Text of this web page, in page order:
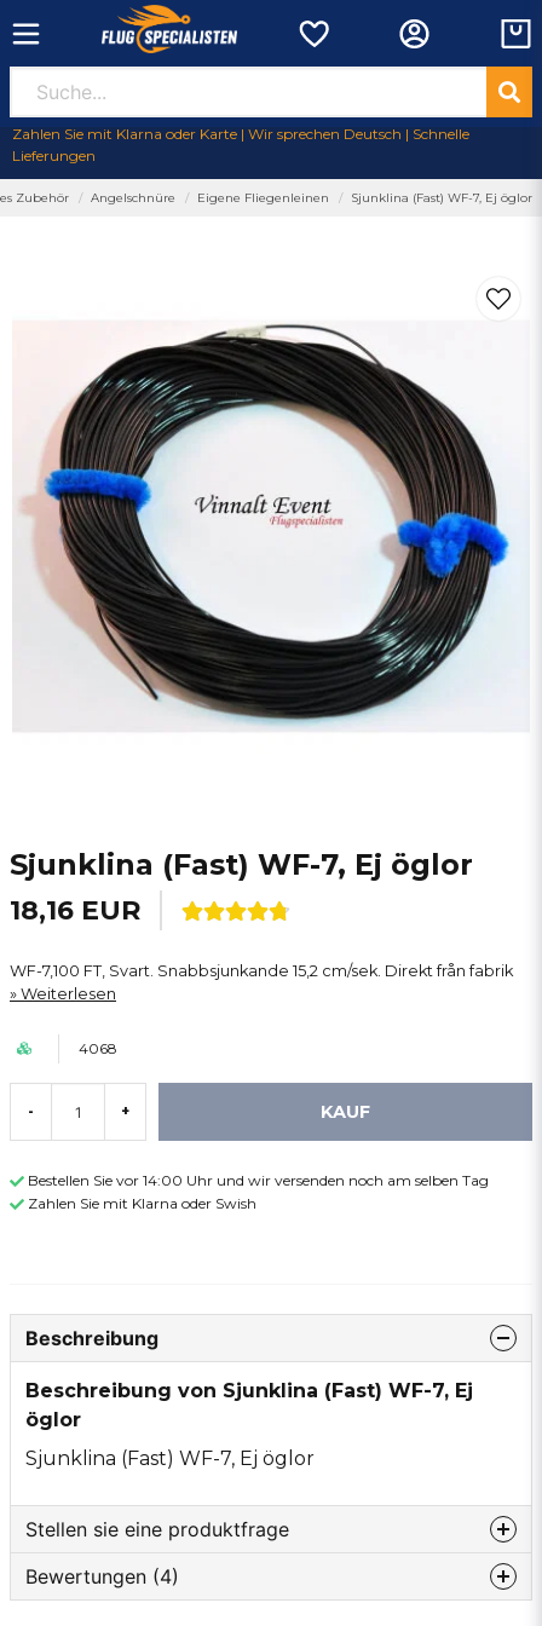
Zahlen Sie mit Klarna oder Karte | Wir sprechen Deutsch | Schnelle
Lieferungen
Zubehör Angelschnüre Eigene Fliegenleinen Sjunklina (Fast) WF-7, Ej öglor
Sjunklina (Fast) WF-7, Ej öglor
18,16 EUR
WF-7,100 FT, Svart. Snabbsjunkande 15,2 cm/sek. Direkt från fabrik
Weiterlesen
4068
- + KAUF
Bestellen Sie vor 14:00 Uhr und wir versenden noch am selben Tag
Zahlen Sie mit Klarna oder Swish
Beschreibung
Beschreibung von Sjunklina (Fast) WF-7, Ej
öglor
Sjunklina (Fast) WF-7, Ej öglor
Stellen sie eine produktfrage
question
Fragen sie uns etwas zu diesem produkt...
Bewertungen (4)